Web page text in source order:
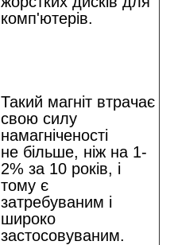
комп'ютерів.
Такий магніт втрачає
свою силу
намагніченості
не більше, ніж на 1-
2% за 10 років, і
тому є
затребуваним і
широко
застосовуваним.